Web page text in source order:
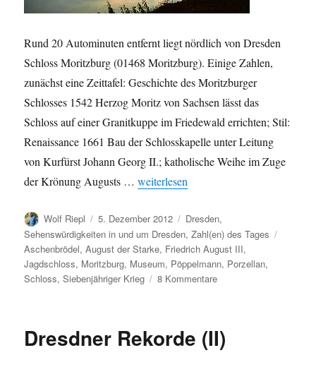
Rund 20 Autominuten entfernt liegt nördlich von Dresden
Schloss Moritzburg (01468 Moritzburg). Einige Zahlen,
zunächst eine Zeittafel: Geschichte des Moritzburger
Schlosses 1542 Herzog Moritz von Sachsen lässt das
Schloss auf einer Granitkuppe im Friedewald errichten; Stil:
Renaissance 1661 Bau der Schlosskapelle unter Leitung
von Kurfürst Johann Georg II.; katholische Weihe im Zuge
der Krönung Augusts …„Schloss Moritzburg in Zahlen“
weiterlesen
Autor
Wolf Riepl
Veröffentlicht
am
5. Dezember 2012 Kategorien
Dresden,
Sehenswürdigkeiten in und um Dresden,Zahl(en) des Tages
Aschenbrödel,August der Starke, Friedrich August III,
Jagdschloss, Moritzburg, Museum, Pöppelmann, Porzellan,
Schloss,Siebenjähriger Krieg 8 Kommentarezu
Zahlen
Dresdner Rekorde (II)